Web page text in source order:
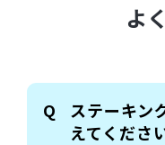
よ
ステーキン
えてくださ